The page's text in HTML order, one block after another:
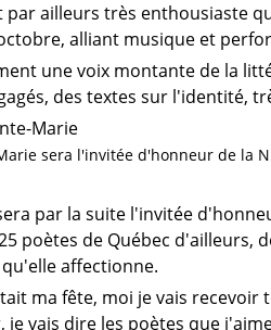
par ailleurs très enthousiaste
alliant musique et
une voix montante de la
des textes sur l'identité,
sera l'invitée d'honneur de la
par la suite l'invitée
poètes de Québec d'ailleurs,
affectionne.
ma fête, moi je vais
vais dire les poètes que